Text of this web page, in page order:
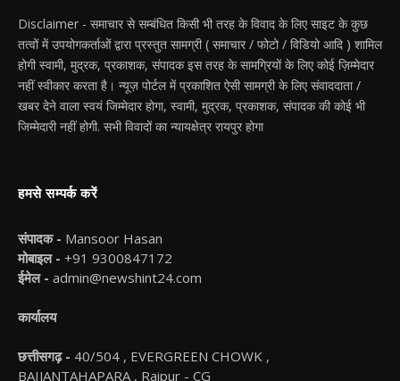
Disclaimer - समाचार से सम्बंधित किसी भी तरह के विवाद के लिए साइट के कुछ
तत्वों में उपयोगकर्ताओं द्वारा प्रस्तुत सामग्री ( समाचार / फोटो / विडियो आदि ) शामिल
होगी स्वामी, मुद्रक, प्रकाशक, संपादक इस तरह के सामग्रियों के लिए कोई ज़िम्मेदार
नहीं स्वीकार करता है। न्यूज़ पोर्टल में प्रकाशित ऐसी सामग्री के लिए संवाददाता /
खबर देने वाला स्वयं जिम्मेदार होगा, स्वामी, मुद्रक, प्रकाशक, संपादक की कोई भी
जिम्मेदारी नहीं होगी. सभी विवादों का न्यायक्षेत्र रायपुर होगा
हमसे सम्पर्क करें
संपादक - Mansoor Hasan
मोबाइल - +91 9300847172
ईमेल - admin@newshint24.com
कार्यालय
छत्तीसगढ़ - 40/504 , EVERGREEN CHOWK ,
BAIJANTAHAPARA , Raipur - CG